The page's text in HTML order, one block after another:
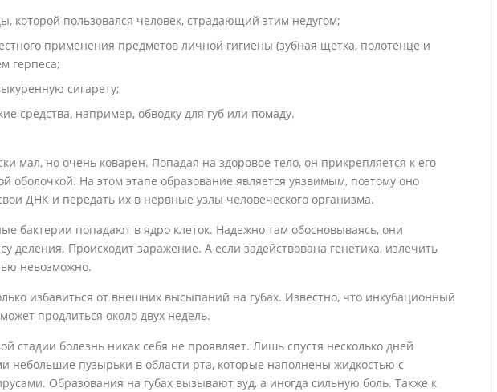
которой пользовался человек, страдающий этим недугом;
применения предметов личной гигиены (зубная щетка, полотенце и
герпеса;
сигарету;
средства, например, обводку для губ или помаду.
мал, но очень коварен. Попадая на здоровое тело, он прикрепляется к его
оболочкой. На этом этапе образование является уязвимым, поэтому оно
ДНК и передать их в нервные узлы человеческого организма.
бактерии попадают в ядро клеток. Надежно там обосновываясь, они
деления. Происходит заражение. А если задействована генетика, излечить
невозможно.
избавиться от внешних высыпаний на губах. Известно, что инкубационный
продлиться около двух недель.
стадии болезнь никак себя не проявляет. Лишь спустя несколько дней
небольшие пузырьки в области рта, которые наполнены жидкостью с
Образования на губах вызывают зуд, а иногда сильную боль. Также к